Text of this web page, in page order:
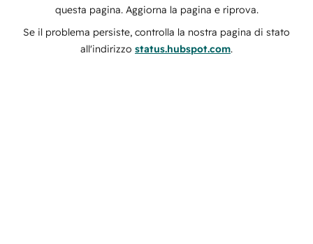
questa pagina. Aggiorna la pagina e riprova.
Se il problema persiste, controlla la nostra pagina di stato
all'indirizzo status.hubspot.com.